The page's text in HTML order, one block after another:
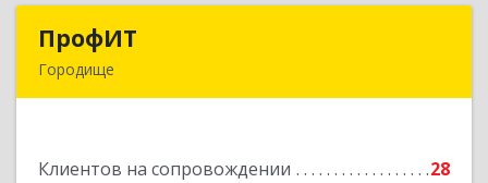
ПрофИТ
Городище
Клиентов на сопровождении 28
Подробнее